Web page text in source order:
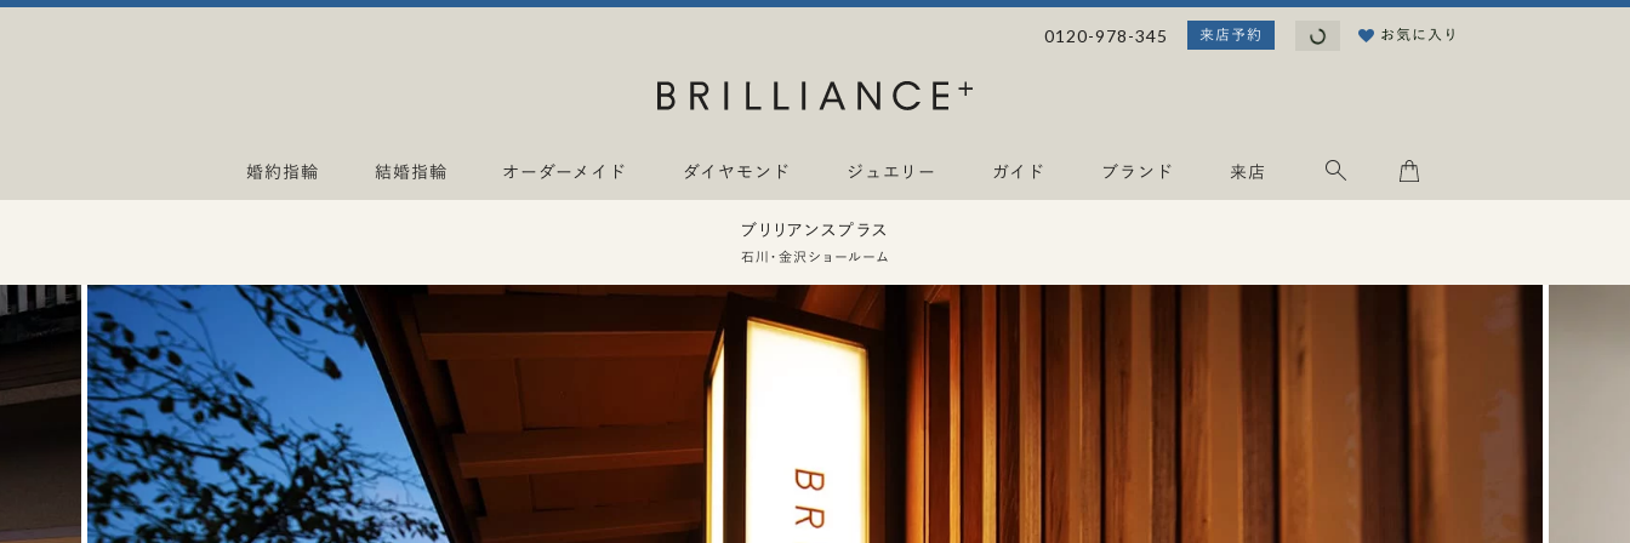
0120-978-345 来店予約 読み込み中...お気に入り
婚約指輪 結婚指輪 オーダーメイド ダイヤモンド ジュエリー ガイド ブランド 来店
ブリリアンスプラス
石川・金沢ショールーム